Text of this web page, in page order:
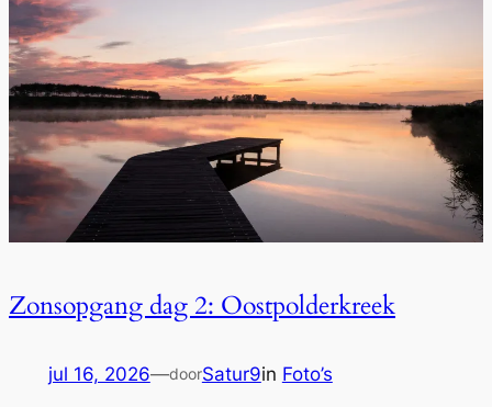
Zonsopgang dag 2: Oostpolderkreek
jul 16, 2026—doorSatur9in Foto’s